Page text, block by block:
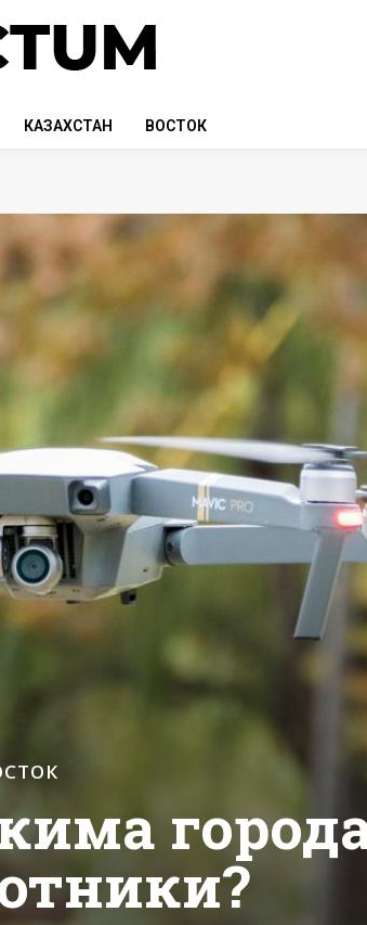
КАЗАХСТАН ВОСТОК